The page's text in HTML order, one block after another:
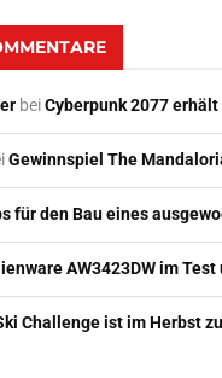
beiCyberpunk 2077
Gewinnspiel The
für den Bau eines
AW3423DW im
Challenge ist im Herbst